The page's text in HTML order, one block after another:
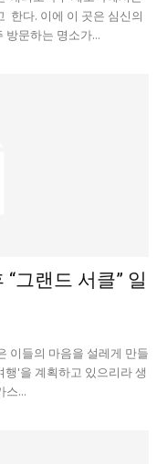
한다. 이에 이 곳은 심신의
방문하는 명소가...
그랜드 서클” 일
이들의 마음을 설레게 만들
'을 계획하고 있으리라 생
스...